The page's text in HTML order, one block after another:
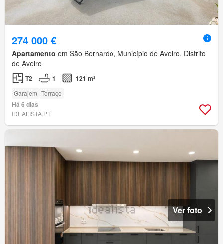
274 000 €
Apartamento em São Bernardo, Município de Aveiro, Distrito
de Aveiro
T2 1 121 m²
Garajem Terraço
Há 6 dias
IDEALISTA.PT
Ver foto